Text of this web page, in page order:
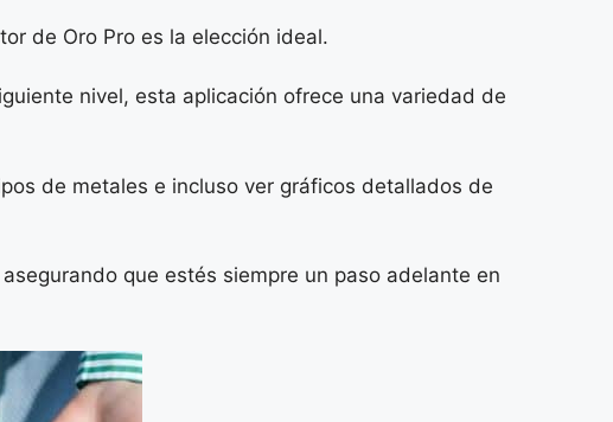
de Oro Pro es la elección ideal.
nivel, esta aplicación ofrece una variedad de
de metales e incluso ver gráficos detallados de
que estés siempre un paso adelante en